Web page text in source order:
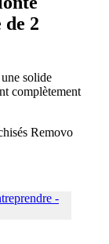
2
solide
complètement
Removo